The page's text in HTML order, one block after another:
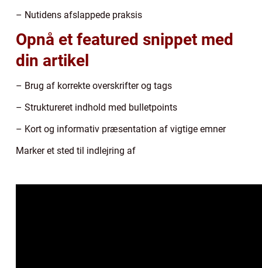
– Nutidens afslappede praksis
Opnå et featured snippet med
din artikel
– Brug af korrekte overskrifter og tags
– Struktureret indhold med bulletpoints
– Kort og informativ præsentation af vigtige emner
Marker et sted til indlejring af